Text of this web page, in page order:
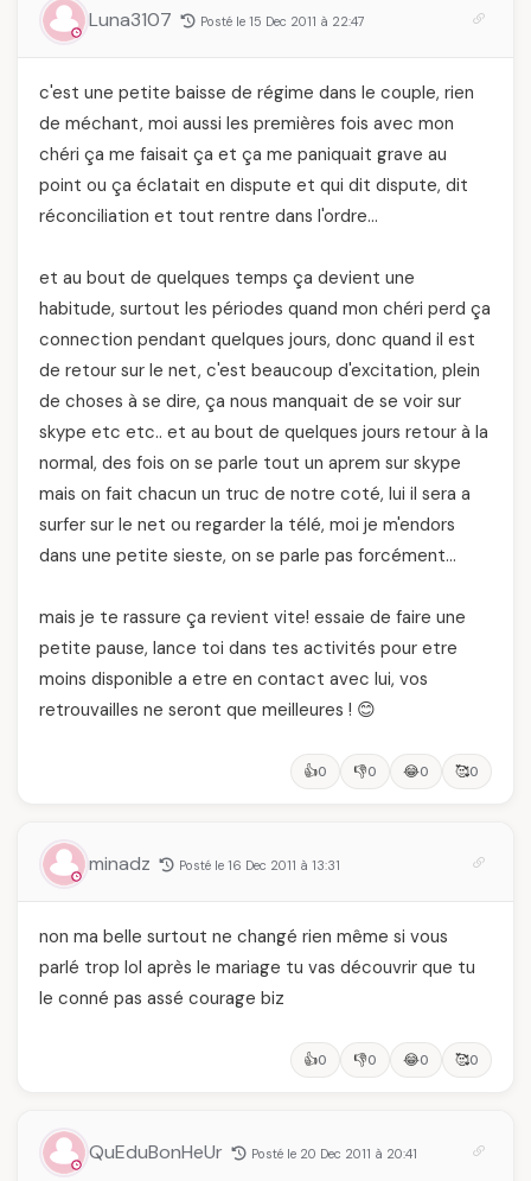
Luna3107 Posté le 15 Dec 2011 à 22:47
c'est une petite baisse de régime dans le couple, rien
de méchant, moi aussi les premières fois avec mon
chéri ça me faisait ça et ça me paniquait grave au
point ou ça éclatait en dispute et qui dit dispute, dit
réconciliation et tout rentre dans l'ordre…
et au bout de quelques temps ça devient une
habitude, surtout les périodes quand mon chéri perd ça
connection pendant quelques jours, donc quand il est
de retour sur le net, c'est beaucoup d'excitation, plein
de choses à se dire, ça nous manquait de se voir sur
skype etc etc.. et au bout de quelques jours retour à la
normal, des fois on se parle tout un aprem sur skype
mais on fait chacun un truc de notre coté, lui il sera a
surfer sur le net ou regarder la télé, moi je m'endors
dans une petite sieste, on se parle pas forcément…
mais je te rassure ça revient vite! essaie de faire une
petite pause, lance toi dans tes activités pour etre
moins disponible a etre en contact avec lui, vos
retrouvailles ne seront que meilleures ! 😊
👍0 👎0 😂0 🥰0
minadz Posté le 16 Dec 2011 à 13:31
non ma belle surtout ne changé rien même si vous
parlé trop lol après le mariage tu vas découvrir que tu
le conné pas assé courage biz
👍0 👎0 😂0 🥰0
QuEduBonHeUr Posté le 20 Dec 2011 à 20:41